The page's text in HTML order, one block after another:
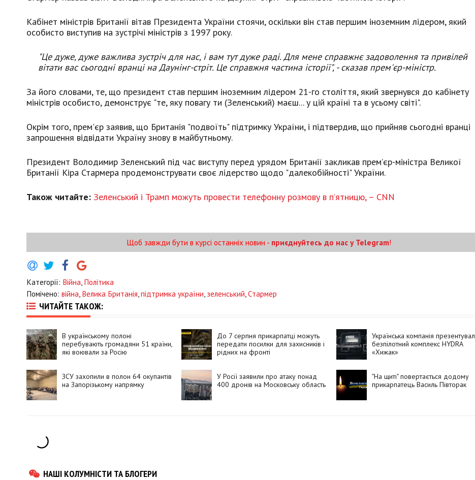
Кабінет міністрів Британії вітав Президента України стоячи, оскільки він став першим іноземним лідером, який
особисто виступив на зустрічі міністрів з 1997 року.
"Це дуже, дуже важлива зустріч для нас, і вам тут дуже раді. Для мене справжнє задоволення та привілей
вітати вас сьогодні вранці на Даунінг-стріт. Це справжня частина історії",- сказав прем'єр-міністр.
За його словами, те, що президент став першим іноземним лідером 21-го століття, який звернувся до кабінету
міністрів особисто, демонструє "те, яку повагу ти (Зеленський) маєш... у цій країні та в усьому світі".
Окрім того, прем'єр заявив, що Британія "подвоїть" підтримку України, і підтвердив, що прийняв сьогодні вранці
запрошення відвідати Україну знову в майбутньому.
Президент Володимир Зеленський під час виступу перед урядом Британії закликав прем’єр-міністра Великої
Британії Кіра Стармера продемонструвати своє лідерство щодо "далекобійності" України.
Також читайте: Зеленський і Трамп можуть провести телефонну розмову в п’ятницю, – CNN
Щоб завжди бути в курсі останніх новин - приєднуйтесь до нас у Telegram!
Категорії: Війна, Політика
Помічено: війна, Велика Британія,підтримка україни, зеленський,Стармер
ЧИТАЙТЕ ТАКОЖ:
В українському полоні
перебувають громадяни 51 країни,
які воювали за Росію
До 7 серпня прикарпатці можуть
передати посилки для захисників і
рідних на фронті
Українська компанія
безпілотний комплекс HYDRA
«Хижак»
ЗСУ захопили в полон 64 окупантів
на Запорізькому напрямку
У Росії заявили про атаку понад
400 дронів на Московську область
"На щиті" повертається додому
прикарпатець Василь Півторак
НАШІ КОЛУМНІСТИ ТА БЛОГЕРИ